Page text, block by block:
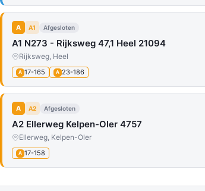
A A1 Afgesloten
A1 N273 - Rijksweg 47,1 Heel 21094
Rijksweg, Heel
A 17-165 A 23-186
A A2 Afgesloten
A2 Ellerweg Kelpen-Oler 4757
Ellerweg, Kelpen-Oler
A 17-158